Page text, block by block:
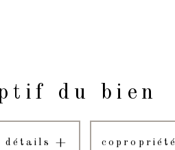
du bien
détails + copropriété